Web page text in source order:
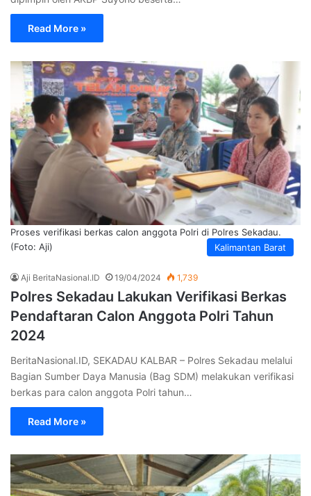
Read More »
Kalimantan Barat
Proses verifikasi berkas calon anggota Polri di Polres Sekadau.
(Foto: Aji)
Aji BeritaNasional.ID 19/04/2024 1,739
Polres Sekadau Lakukan Verifikasi Berkas
Pendaftaran Calon Anggota Polri Tahun
2024
BeritaNasional.ID, SEKADAU KALBAR – Polres Sekadau melalui
Bagian Sumber Daya Manusia (Bag SDM) melakukan verifikasi
berkas para calon anggota Polri tahun…
Read More »